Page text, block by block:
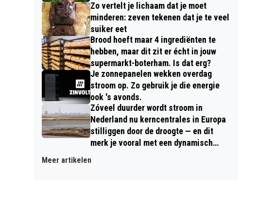
Zo vertelt je lichaam dat je moet
minderen: zeven tekenen dat je te veel
suiker eet
Brood hoeft maar 4 ingrediënten te
hebben, maar dit zit er écht in jouw
supermarkt-boterham. Is dat erg?
Je zonnepanelen wekken overdag
stroom op. Zo gebruik je die energie
ook 's avonds.
Zóveel duurder wordt stroom in
Nederland nu kerncentrales in Europa
stilliggen door de droogte — en dit
merk je vooral met een dynamisch
Meer artikelen